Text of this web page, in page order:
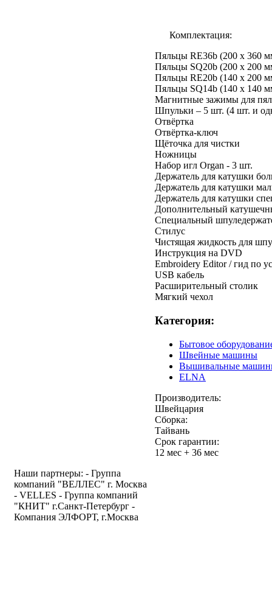
Комплектация:
Пяльцы RE36b (200 x 360
Пяльцы SQ20b (200 x 200
Пяльцы RE20b (140 x 200
Пяльцы SQ14b (140 x 140
Магнитные зажимы для
Шпульки – 5 шт. (4 шт. и
Отвёртка
Отвёртка-ключ
Щёточка для чистки
Ножницы
Набор игл Organ - 3 шт.
Держатель для катушки
Держатель для катушки
Держатель для катушки
Дополнительный
Специальный
Стилус
Чистящая жидкость для
Инструкция на DVD
Embroidery Editor / гид по
USB кабель
Расширительный столик
Мягкий чехол
Категория:
Бытовое
Швейные машины
Вышивальные
ELNA
Производитель:
Швейцария
Сборка:
Тайвань
Срок гарантии:
12 мес + 36 мес
Наши партнеры: - Группа
компаний "ВЕЛЛЕС" г. Москва
- VELLES - Группа компаний
"КНИТ" г.Санкт-Петербург -
Компания ЭЛФОРТ, г.Москва